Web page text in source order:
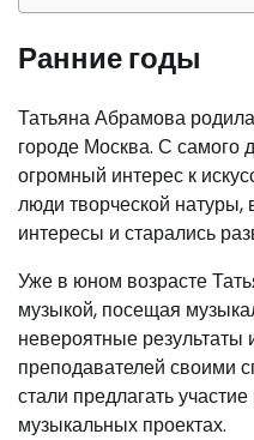
Ранние годы
Татьяна Абрамова
городе Москва. С самого
огромный интерес к
люди творческой натуры,
интересы и старались
Уже в юном возрасте
музыкой, посещая
невероятные
преподавателей своими
стали предлагать
музыкальных проектах.